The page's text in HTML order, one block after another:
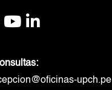
upch.pe